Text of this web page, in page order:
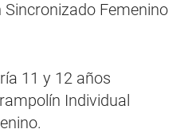
Femenino
11 y 12 años
Individual